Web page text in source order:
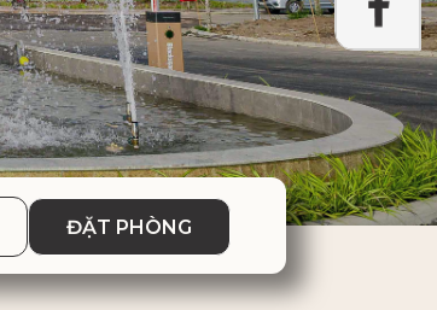
ĐẶT PHÒNG